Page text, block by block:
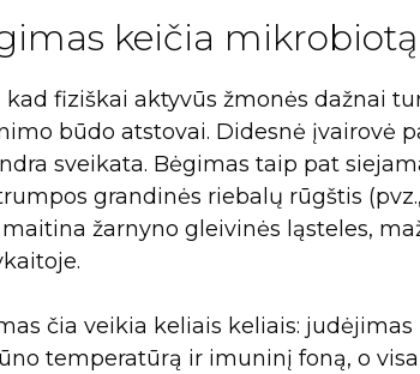
keičia mikrobiotą
kad fiziškai aktyvūs žmonės dažnai
būdo atstovai. Didesnė įvairovė
sveikata. Bėgimas taip pat
grandinės riebalų rūgštis
maitina žarnyno gleivinės ląsteles,
čia veikia keliais keliais:
temperatūrą ir imuninį foną, o